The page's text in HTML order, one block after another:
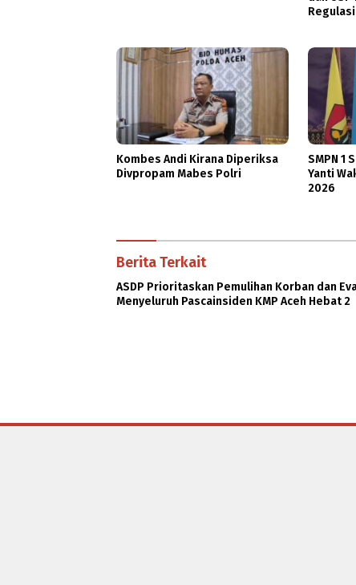
Regulasi
Kombes Andi Kirana Diperiksa
Divpropam Mabes Polri
SMPN 1
Yanti
2026
Berita Terkait
ASDP Prioritaskan Pemulihan Korban dan
Menyeluruh Pascainsiden KMP Aceh Hebat 2